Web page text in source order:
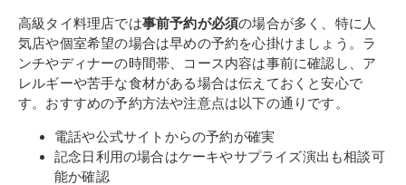
高級タイ料理店では事前予約が必須の場合が多く、特に人
気店や個室希望の場合は早めの予約を心掛けましょう。ラ
ンチやディナーの時間帯、コース内容は事前に確認し、ア
レルギーや苦手な食材がある場合は伝えておくと安心で
す。おすすめの予約方法や注意点は以下の通りです。
電話や公式サイトからの予約が確実
記念日利用の場合はケーキやサプライズ演出も相談可
能か確認